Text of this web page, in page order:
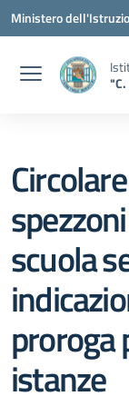
Vai ai contenuti
Vai al menu di
Vai al footer
Ministero
scuola
proroga
istanze